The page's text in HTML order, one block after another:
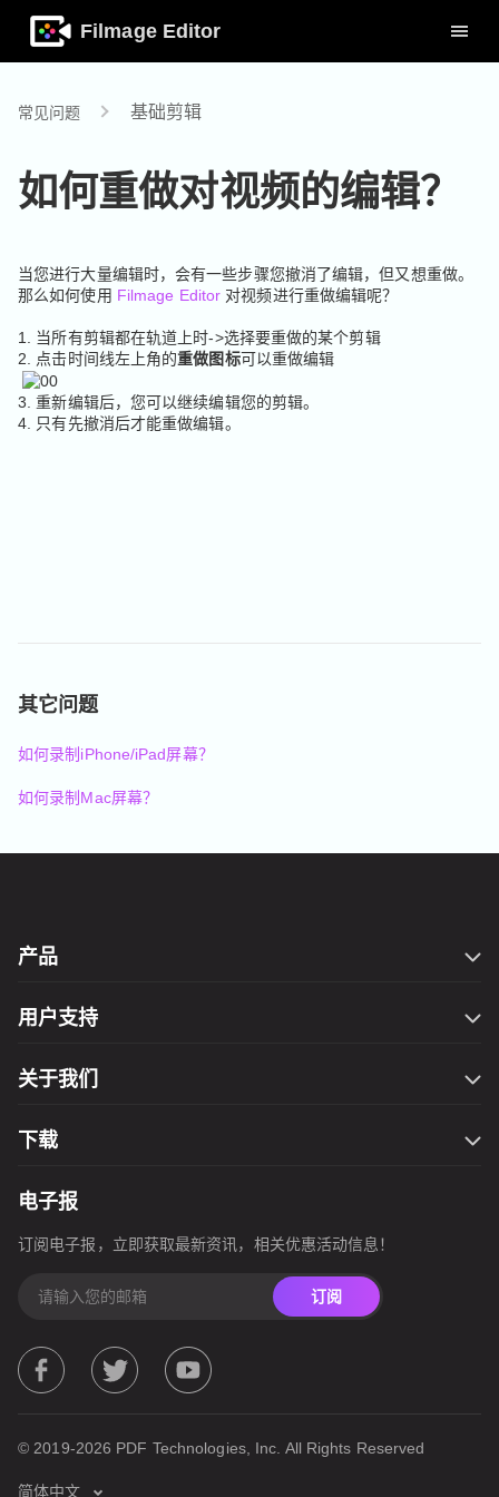
Filmage Editor
常见问题 基础剪辑
如何重做对视频的编辑？
当您进行大量编辑时，会有一些步骤您撤消了编辑，但又想重做。
那么如何使用 Filmage Editor 对视频进行重做编辑呢？
1. 当所有剪辑都在轨道上时->选择要重做的某个剪辑
2. 点击时间线左上角的重做图标可以重做编辑
3. 重新编辑后，您可以继续编辑您的剪辑。
4. 只有先撤消后才能重做编辑。
其它问题
如何录制iPhone/iPad屏幕？
如何录制Mac屏幕？
产品
Filmage Converter
PDF Reader Pro
ComPDFKit Conversion SDK
用户支持
开学季
圣诞大促
国庆节活动
关于我们
下载
Filmage Screen for Mac
Filmage Converter for Mac
Filmage Converter for Windows
Filmage Converter for Android
电子报
订阅电子报，立即获取最新资讯，相关优惠活动信息！
订阅
© 2019-2026 PDF Technologies, Inc. All Rights Reserved